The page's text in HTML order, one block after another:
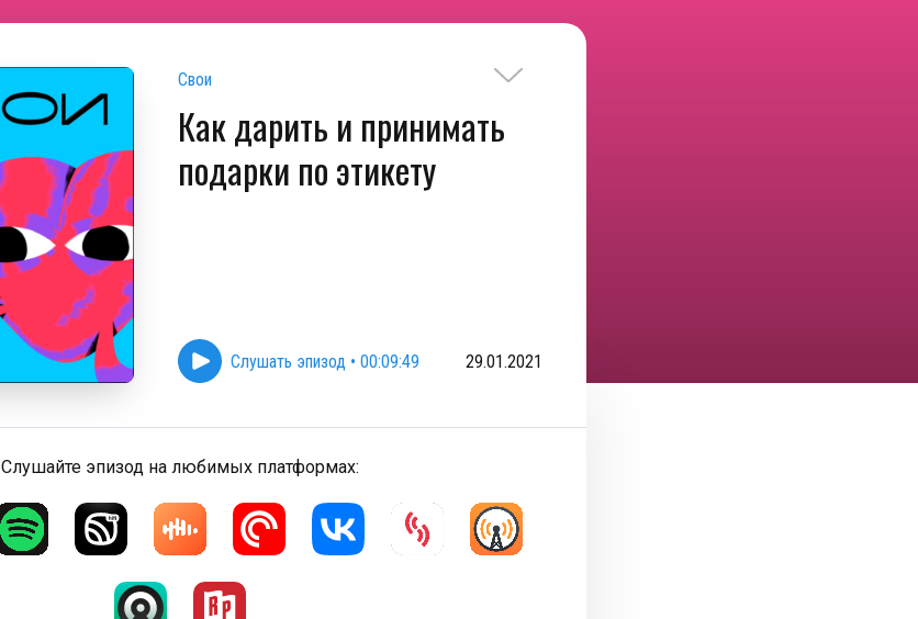
Свои
Как дарить и принимать
подарки по этикету
Слушать эпизод • 00:09:49 29.01.2021
Слушайте эпизод на любимых платформах: